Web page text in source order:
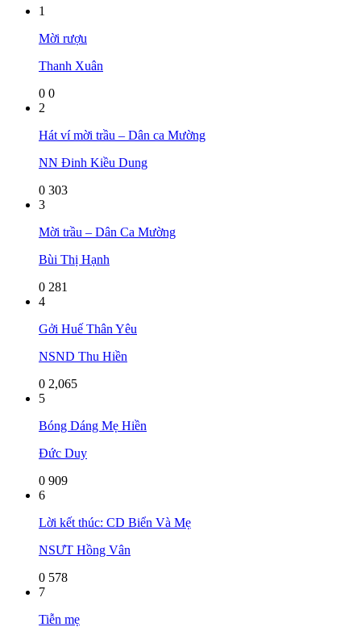
1
Mời rượu
Thanh Xuân
0 0
2
Hát ví mời trầu – Dân ca Mường
NN Đinh Kiều Dung
0 303
3
Mời trầu – Dân Ca Mường
Bùi Thị Hạnh
0 281
4
Gởi Huế Thân Yêu
NSND Thu Hiền
0 2,065
5
Bóng Dáng Mẹ Hiền
Đức Duy
0 909
6
Lời kết thúc: CD Biển Và Mẹ
NSƯT Hồng Vân
0 578
7
Tiễn mẹ